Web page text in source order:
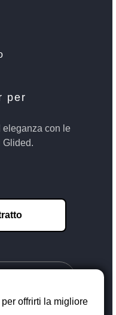
per
eleganza con le
Glided.
offrirti la migliore